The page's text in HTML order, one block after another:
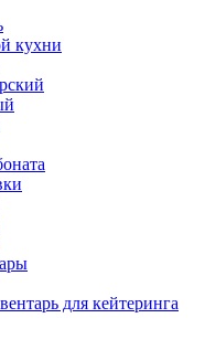
кухни
для кейтеринга